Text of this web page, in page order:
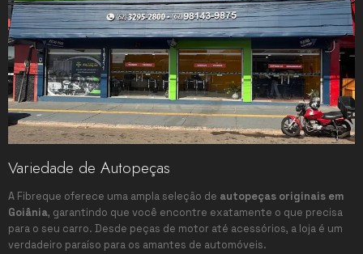
Variedade de Autopeças
A Fibreque oferece uma ampla seleção de autopeças originais em
Goiânia, garantindo que você encontre exatamente o que precisa
para o seu carro. Desde peças de motor até acessórios, a loja é um
verdadeiro paraíso para os amantes de automóveis.